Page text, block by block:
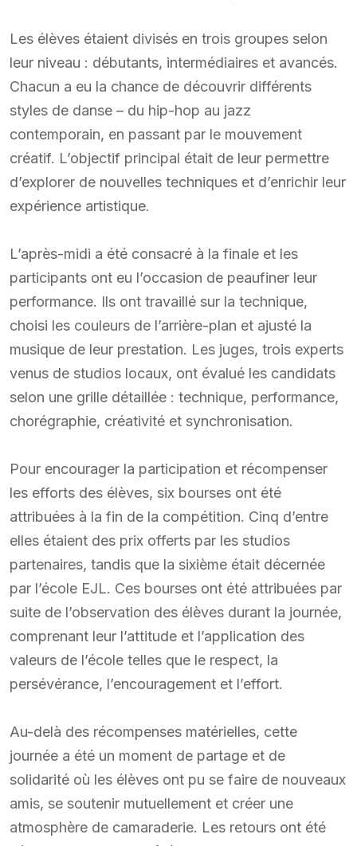
Les élèves étaient divisés en trois groupes selon
leur niveau : débutants, intermédiaires et avancés.
Chacun a eu la chance de découvrir différents
styles de danse – du hip-hop au jazz
contemporain, en passant par le mouvement
créatif. L’objectif principal était de leur permettre
d’explorer de nouvelles techniques et d’enrichir leur
expérience artistique.
L’après-midi a été consacré à la finale et les
participants ont eu l’occasion de peaufiner leur
performance. Ils ont travaillé sur la technique,
choisi les couleurs de l’arrière-plan et ajusté la
musique de leur prestation. Les juges, trois experts
venus de studios locaux, ont évalué les candidats
selon une grille détaillée : technique, performance,
chorégraphie, créativité et synchronisation.
Pour encourager la participation et récompenser
les efforts des élèves, six bourses ont été
attribuées à la fin de la compétition. Cinq d’entre
elles étaient des prix offerts par les studios
partenaires, tandis que la sixième était décernée
par l’école EJL. Ces bourses ont été attribuées par
suite de l’observation des élèves durant la journée,
comprenant leur l’attitude et l’application des
valeurs de l’école telles que le respect, la
persévérance, l’encouragement et l’effort.
Au-delà des récompenses matérielles, cette
journée a été un moment de partage et de
solidarité où les élèves ont pu se faire de nouveaux
amis, se soutenir mutuellement et créer une
atmosphère de camaraderie. Les retours ont été